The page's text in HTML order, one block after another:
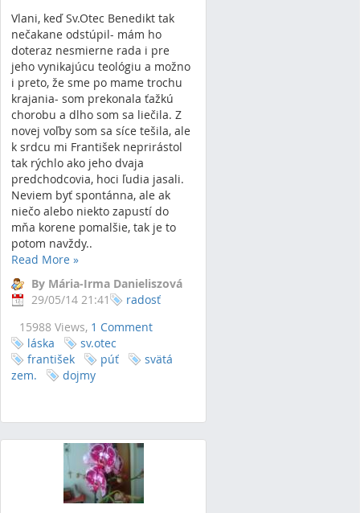
Vlani, keď Sv.Otec Benedikt tak
nečakane odstúpil- mám ho
doteraz nesmierne rada i pre
jeho vynikajúcu teológiu a možno
i preto, že sme po mame trochu
krajania- som prekonala ťažkú
chorobu a dlho som sa liečila. Z
novej voľby som sa síce tešila, ale
k srdcu mi František neprirástol
tak rýchlo ako jeho dvaja
predchodcovia, hoci ľudia jasali.
Neviem byť spontánna, ale ak
niečo alebo niekto zapustí do
mňa korene pomalšie, tak je to
potom navždy..
Read More »
By Mária-Irma Danieliszová
29/05/14 21:41
15988 Views, 1 Comment
radosť
láska
sv.otec
františek
púť
svätá
zem.
dojmy